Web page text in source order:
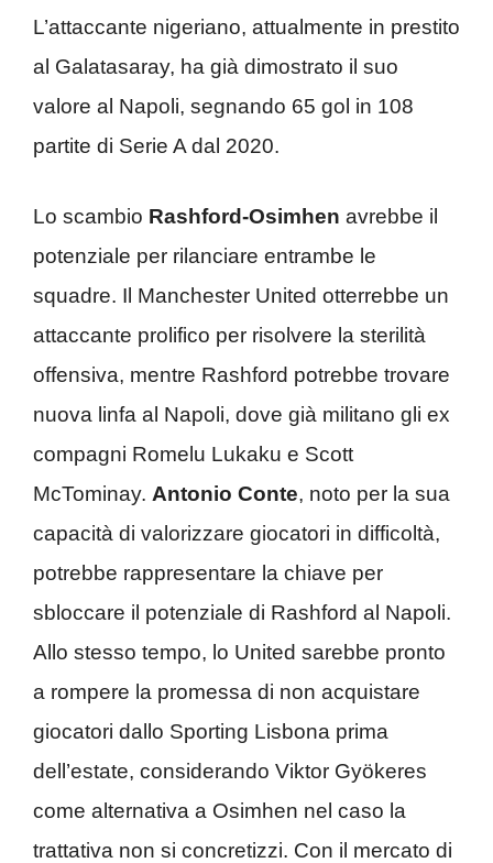
L’attaccante nigeriano, attualmente in prestito
al Galatasaray, ha già dimostrato il suo
valore al Napoli, segnando 65 gol in 108
partite di Serie A dal 2020.
Lo scambio Rashford-Osimhen avrebbe il
potenziale per rilanciare entrambe le
squadre. Il Manchester United otterrebbe un
attaccante prolifico per risolvere la sterilità
offensiva, mentre Rashford potrebbe trovare
nuova linfa al Napoli, dove già militano gli ex
compagni Romelu Lukaku e Scott
McTominay. Antonio Conte, noto per la sua
capacità di valorizzare giocatori in difficoltà,
potrebbe rappresentare la chiave per
sbloccare il potenziale di Rashford al Napoli.
Allo stesso tempo, lo United sarebbe pronto
a rompere la promessa di non acquistare
giocatori dallo Sporting Lisbona prima
dell’estate, considerando Viktor Gyökeres
come alternativa a Osimhen nel caso la
trattativa non si concretizzi. Con il mercato di